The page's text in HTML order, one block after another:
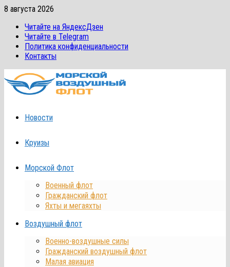
Перейти
содержимому
8 августа 2026
Читайте на ЯндексДзен
Читайте в Telegram
Политика конфиденциальности
Контакты
Новости
Круизы
Морской Флот
Военный флот
Гражданский флот
Яхты и мегаяхты
Воздушный флот
Военно-воздушные силы
Гражданский воздушный флот
Малая авиация